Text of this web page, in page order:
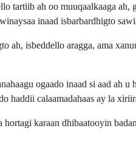
tartiib ah oo muuqaalkaaga
inaad isbarbardhigto
ah, isbeddello aragga, ama
ogaado inaad si aad ah
haddii calaamadahaas ay la
karaan dhibaatooyin